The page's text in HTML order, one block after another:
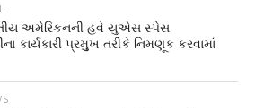
અમેરિકનની હવે યુએસ સ્પેસ
કાર્યકારી પ્રમુુખ તરીકે નિમણૂક કરવામાં